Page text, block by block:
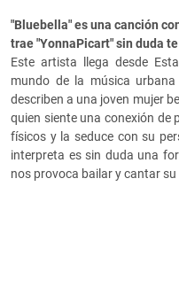
"Bluebella" es una canción
trae "YonnaPicart" sin duda
Este artista llega desde
mundo de la música
describen a una joven mujer
quien siente una conexión de
físicos y la seduce con su
interpreta es sin duda una
nos provoca bailar y cantar su